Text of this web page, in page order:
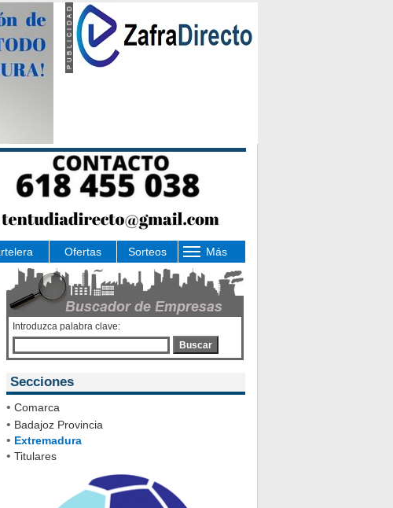
Ofertas Sorteos Más
Introduzca palabra clave:
Buscar
Secciones
• Comarca
• Badajoz Provincia
• Extremadura
• Titulares